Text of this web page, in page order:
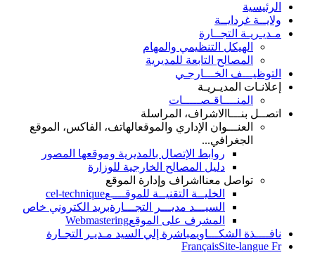
الرئيسية
ولايــة غردايــة
مـديـريـة التجــارة
الهيكل التنظيمي والمهام
المصالح التابعة للمديرية
التوظيـــف الخـــارجـي
إعلانـات المديـريـة
المنــــاقـصـــــات
اتصــل بنـــا الاشراف، المراسلة
العنـــوان الإداري والموقعالهاتف، الفاكس، الموقع
الجغرافي...
روابط الإتصال بالمديرية وموقعها المصور
دليل المصالح الخارجية للوزارة
تواصل معنا اشراف وإدارة الموقع
الخليــة التقنيــة للموقــــعcel-technique
السيـــد مديـــر التجـــارةبريد الكتروني خاص
المشرف على الموقعWebmastering
نافــــذة الشكـــاويمباشرة إلي السيد مـديـر التجـارة
FrançaisSite-langue Fr